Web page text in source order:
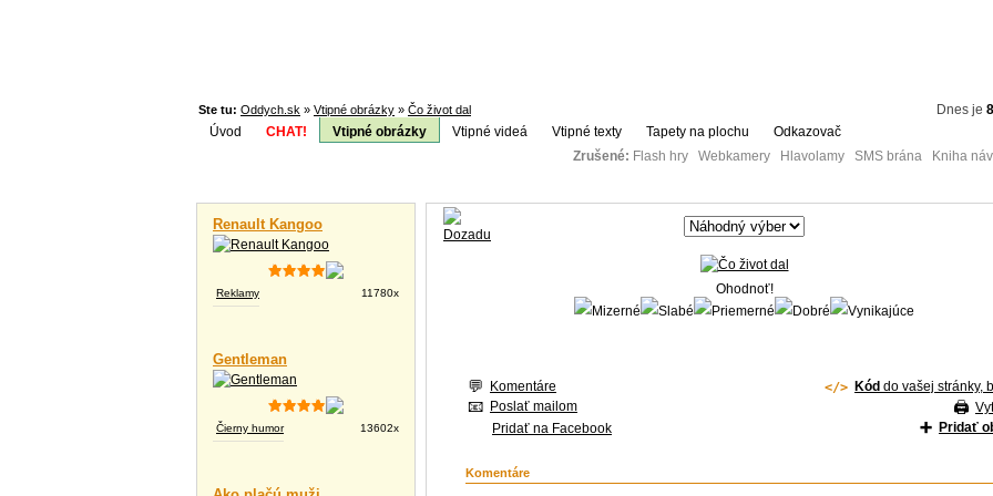
Ste tu: Oddych.sk » Vtipné obrázky » Čo život dal Dnes je
Úvod
CHAT! Vtipné obrázky Vtipné videá Vtipné texty Tapety na plochu
Odkazovač
Zrušené: Flash hry Webkamery Hlavolamy SMS brána Kniha
Renault Kangoo
Reklamy 11780x
Gentleman
Čierny humor 13602x
Ohodnoť!
Komentáre
Poslať mailom
Pridať na Facebook
Kód do vašej stránky,
Pridať
Komentáre